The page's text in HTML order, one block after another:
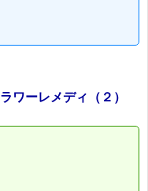
ワーレメディ（２）